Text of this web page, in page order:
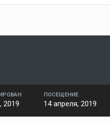
2019
ПОСЕЩЕНИЕ
14 апреля, 2019